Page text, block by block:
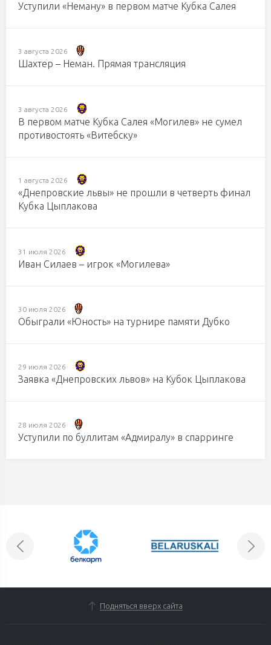
Уступили «Неману» в первом матче Кубка Салея
3 августа 2026
Шахтер – Неман. Прямая трансляция
3 августа 2026
В первом матче Кубка Салея «Могилев» не сумел
противостоять «Витебску»
1 августа 2026
«Днепровские львы» не прошли в четверть финал
Кубка Цыплакова
31 июля 2026
Иван Силаев – игрок «Могилева»
30 июля 2026
Обыграли «Юность» на турнире памяти Дубко
29 июля 2026
Заявка «Днепровских львов» на Кубок Цыплакова
28 июля 2026
Уступили по буллитам «Адмиралу» в спарринге
Подняться вверх сайта